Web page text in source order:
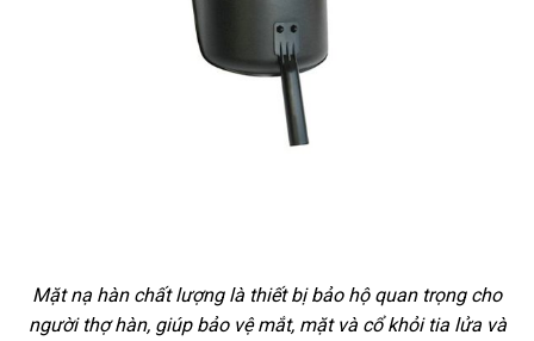
Mặt nạ hàn chất lượng là thiết bị bảo hộ quan trọng cho
người thợ hàn, giúp bảo vệ mắt, mặt và cổ khỏi tia lửa và